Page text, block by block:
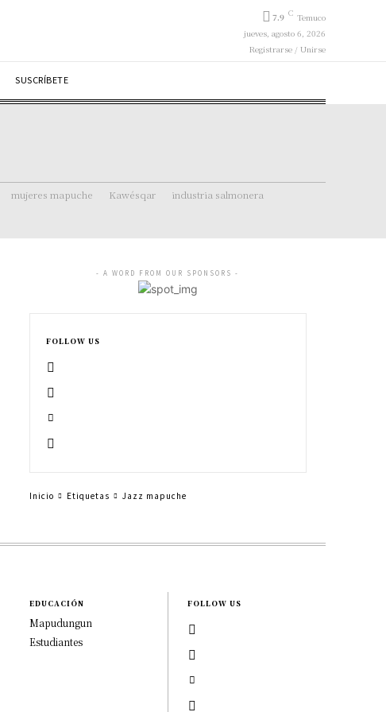
7.9 C Temuco
jueves, agosto 6, 2026
Registrarse / Unirse
SUSCRÍBETE
mujeres mapuche Kawésqar industria salmonera
- A WORD FROM OUR SPONSORS -
FOLLOW US
Inicio Etiquetas Jazz mapuche
EDUCACIÓN
Mapudungun
Estudiantes
FOLLOW US